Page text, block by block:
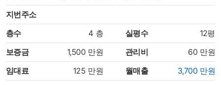
지번주소
층수
4 층 실평수
12평
보증금
1,500 만원 관리비 60 만원
임대료
125 만원 월매출 3,700 만원